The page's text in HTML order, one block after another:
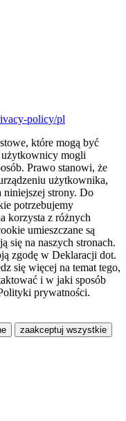
policy/pl
które mogą być
użytkownicy mogli
Prawo stanowi, że
użytkownika,
niniejszej strony. Do
potrzebujemy
korzysta z różnych
umieszczane są
się na naszych stronach.
zgodę w Deklaracji dot.
się więcej na temat tego,
i w jaki sposób
prywatności.
zaakceptuj wszystkie